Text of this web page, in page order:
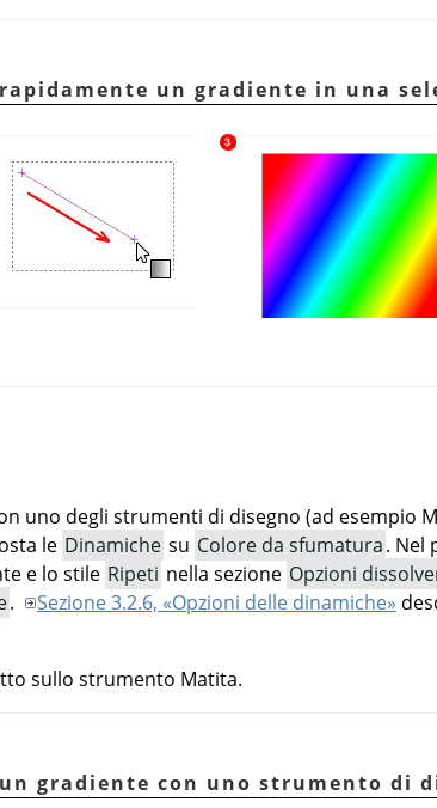
un gradiente in una
uno degli strumenti di disegno (ad esempio
le Dinamiche su Colore da sfumatura. Nel
e lo stile Ripeti nella sezione Opzioni
. Sezione 3.2.6, «Opzioni delle dinamiche»
sullo strumento Matita.
gradiente con uno strumento di